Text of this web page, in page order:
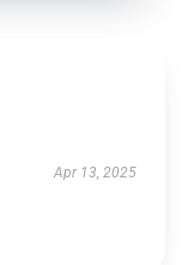
Apr 13, 2025